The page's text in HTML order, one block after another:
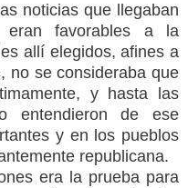
noticias que llegaban
eran favorables a la
allí elegidos, afines a
no se consideraba que
y hasta las
entendieron de ese
y en los pueblos
republicana.
era la prueba para